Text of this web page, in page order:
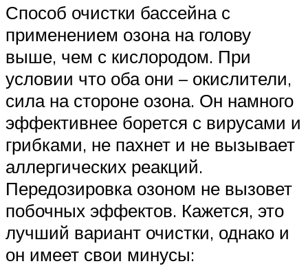
Способ очистки бассейна с
применением озона на голову
выше, чем с кислородом. При
условии что оба они – окислители,
сила на стороне озона. Он намного
эффективнее борется с вирусами и
грибками, не пахнет и не вызывает
аллергических реакций.
Передозировка озоном не вызовет
побочных эффектов. Кажется, это
лучший вариант очистки, однако и
он имеет свои минусы: